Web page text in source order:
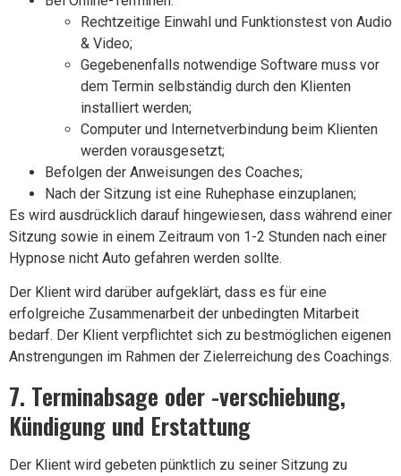
Rechtzeitige Einwahl und Funktionstest von Audio
& Video;
Gegebenenfalls notwendige Software muss vor
dem Termin selbständig durch den Klienten
installiert werden;
Computer und Internetverbindung beim Klienten
werden vorausgesetzt;
Befolgen der Anweisungen des Coaches;
Nach der Sitzung ist eine Ruhephase einzuplanen;
Es wird ausdrücklich darauf hingewiesen, dass während einer
Sitzung sowie in einem Zeitraum von 1-2 Stunden nach einer
Hypnose nicht Auto gefahren werden sollte.
Der Klient wird darüber aufgeklärt, dass es für eine
erfolgreiche Zusammenarbeit der unbedingten Mitarbeit
bedarf. Der Klient verpflichtet sich zu bestmöglichen eigenen
Anstrengungen im Rahmen der Zielerreichung des Coachings.
7. Terminabsage oder -verschiebung,
Kündigung und Erstattung
Der Klient wird gebeten pünktlich zu seiner Sitzung zu